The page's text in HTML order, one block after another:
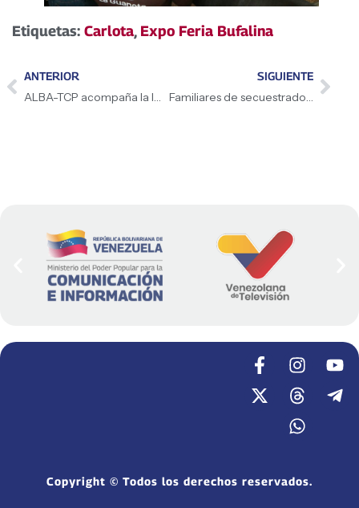
Etiquetas: Carlota, Expo Feria Bufalina
ANTERIOR
ALBA-TCP acompaña la IX Cumbre de la CELAC
SIGUIENTE
Familiares de secuestrados en El Salvador protestan frente a la ONU
Copyright © Todos los derechos reservados.